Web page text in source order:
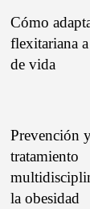
Cómo
flexitariana
de vida
Prevención
tratamiento
la obesidad